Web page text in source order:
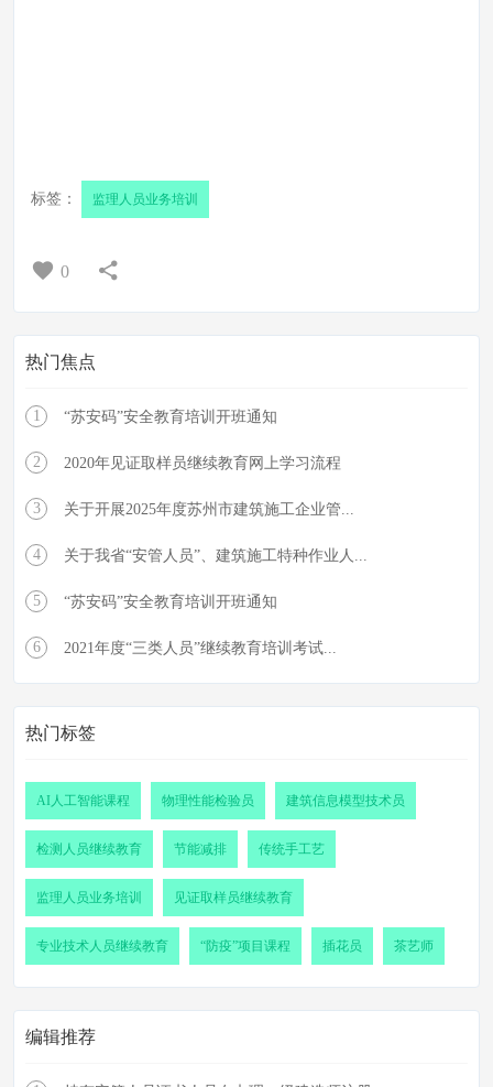
标签： 监理人员业务培训
0
热门焦点
1 “苏安码”安全教育培训开班通知
2 2020年见证取样员继续教育网上学习流程
3 关于开展2025年度苏州市建筑施工企业管...
4 关于我省“安管人员”、建筑施工特种作业人...
5 “苏安码”安全教育培训开班通知
6 2021年度“三类人员”继续教育培训考试...
热门标签
AI人工智能课程 物理性能检验员 建筑信息模型技术员
检测人员继续教育 节能减排 传统手工艺
监理人员业务培训 见证取样员继续教育
专业技术人员继续教育 “防疫”项目课程 插花员 茶艺师
编辑推荐